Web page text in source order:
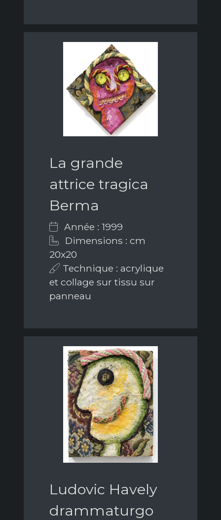
La grande
attrice tragica
Berma
Année : 1999
Dimensions : cm
20x20
Technique : acrylique
et collage sur tissu sur
panneau
Ludovic Havely
drammaturgo